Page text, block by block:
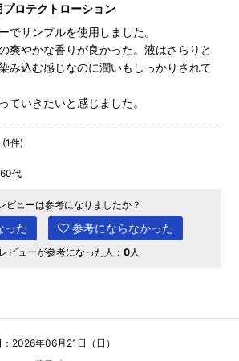
ロテクトローション
でサンプルを使用しました。
爽やかな香りが良かった。液はさらりと
み込む感じなのに潤いもしっかりされて
ていきたいと感じました。
(1件)
代
ビューは参考になりましたか？
った 参考にならなかった
ビューが参考になった人： 0人
2026年06月21日（日）